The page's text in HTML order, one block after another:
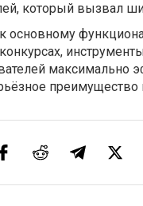
который вызвал
основному
максимально